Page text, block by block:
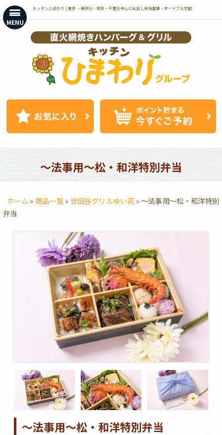
ン
テ
キッチンひまわり | 東京 ・神奈川・埼玉・千葉を中心に仕出し弁当配達・オードブル宅配
MENU
～法事用～松・和洋特別弁当
ホーム » 商品一覧»世田谷グリルゆい花»～法事用～松・和洋特別
弁当
～法事用～松・和洋特別弁当